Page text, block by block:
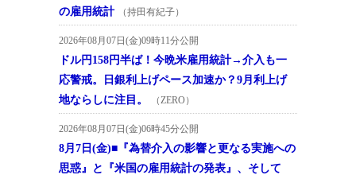
の雇用統計
（持田有紀子）
2026年08月07日(金)09時11分公開
ドル円158円半ば！今晩米雇用統計→介入も一
応警戒。日銀利上げペース加速か？9月利上げ
地ならしに注目。
（ZERO）
2026年08月07日(金)06時45分公開
8月7日(金)■『為替介入の影響と更なる実施への
思惑』と『米国の雇用統計の発表』、そして